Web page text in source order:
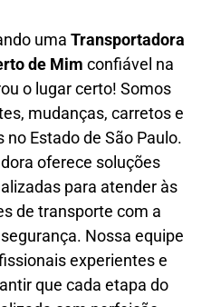
uma Transportadora
de Mim confiável na
o lugar certo! Somos
mudanças, carretos e
Estado de São Paulo.
oferece soluções
para atender às
de transporte com a
Nossa equipe
experientes e
que cada etapa do